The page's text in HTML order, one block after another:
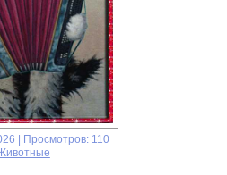
| Просмотров: 110